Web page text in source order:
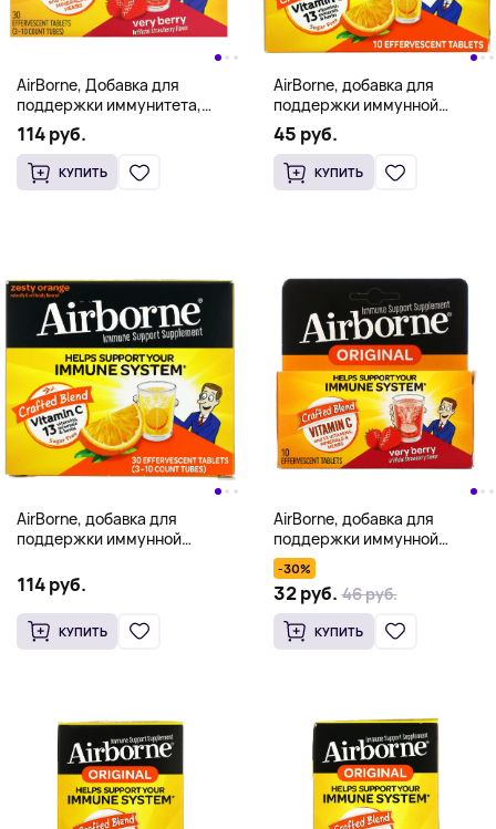
AirBorne, Добавка для
поддержки иммунитета,
ягоды, 3 тюбика, 10 шипучих
таблеток в каждой
114 руб.
КУПИТЬ
AirBorne, добавка для
поддержки иммунной
системы, со вкусом
апельсина, 10 шипучих
таблеток
45 руб.
КУПИТЬ
AirBorne, добавка для
поддержки иммунной
апельсина, 3 пробирки, по 10
шипучих таблеток
114 руб.
КУПИТЬ
AirBorne, добавка для
поддержки иммунной
системы, с ягодным вкусом,
10 шипучих таблеток
-30%
32 руб. 46 руб.
КУПИТЬ